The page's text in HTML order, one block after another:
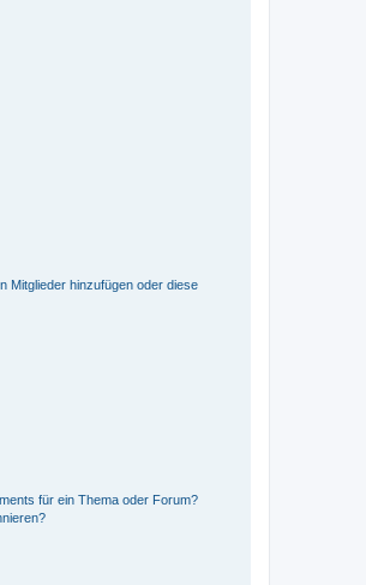
Mitglieder hinzufügen oder diese
für ein Thema oder Forum?